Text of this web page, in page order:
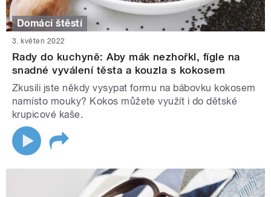
Domácí štěstí
3. květen 2022
Rady do kuchyně: Aby mák nezhořkl, fígle na
snadné vyválení těsta a kouzla s kokosem
Zkusili jste někdy vysypat formu na bábovku kokosem
namísto mouky? Kokos můžete využít i do dětské
krupicové kaše.